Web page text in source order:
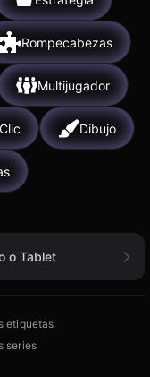
Rompecabezas
Multijugador
Clic Dibujo
o Tablet
etiquetas
series